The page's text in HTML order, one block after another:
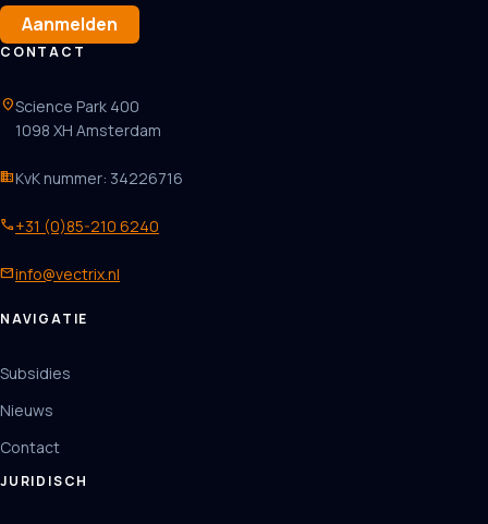
Aanmelden
CONTACT
location_onScience Park 400
1098 XH Amsterdam
businessKvK nummer: 34226716
phone+31 (0)85-210 6240
mailinfo@vectrix.nl
NAVIGATIE
Subsidies
Nieuws
Contact
JURIDISCH